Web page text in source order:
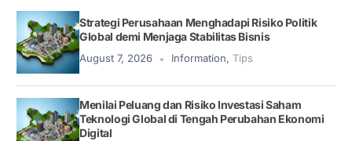
Strategi Perusahaan Menghadapi Risiko Politik
Global demi Menjaga Stabilitas Bisnis
August 7, 2026 Information, Tips
Menilai Peluang dan Risiko Investasi Saham
Teknologi Global di Tengah Perubahan Ekonomi
Digital